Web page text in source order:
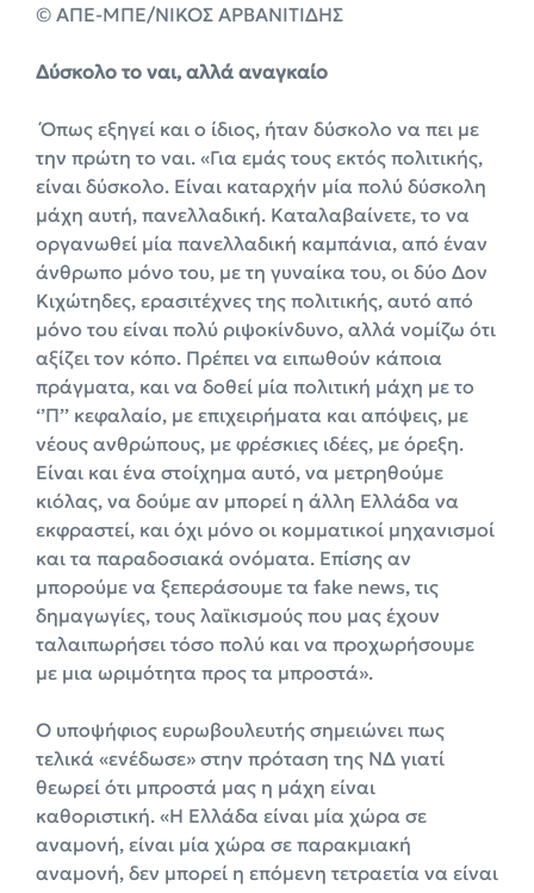
© ΑΠΕ-ΜΠΕ/ΝΙΚΟΣ ΑΡΒΑΝΙΤΙΔΗΣ
Δύσκολο το ναι, αλλά αναγκαίο
Όπως εξηγεί και ο ίδιος, ήταν δύσκολο να πει με
την πρώτη το ναι. «Για εμάς τους εκτός πολιτικής,
είναι δύσκολο. Είναι καταρχήν μία πολύ δύσκολη
μάχη αυτή, πανελλαδική. Καταλαβαίνετε, το να
οργανωθεί μία πανελλαδική καμπάνια, από έναν
άνθρωπο μόνο του, με τη γυναίκα του, οι δύο Δον
Κιχώτηδες, ερασιτέχνες της πολιτικής, αυτό από
μόνο του είναι πολύ ριψοκίνδυνο, αλλά νομίζω ότι
αξίζει τον κόπο. Πρέπει να ειπωθούν κάποια
πράγματα, και να δοθεί μία πολιτική μάχη με το
‘’Π’’ κεφαλαίο, με επιχειρήματα και απόψεις, με
νέους ανθρώπους, με φρέσκιες ιδέες, με όρεξη.
Είναι και ένα στοίχημα αυτό, να μετρηθούμε
κιόλας, να δούμε αν μπορεί η άλλη Ελλάδα να
εκφραστεί, και όχι μόνο οι κομματικοί μηχανισμοί
και τα παραδοσιακά ονόματα. Επίσης αν
μπορούμε να ξεπεράσουμε τα fake news, τις
δημαγωγίες, τους λαϊκισμούς που μας έχουν
ταλαιπωρήσει τόσο πολύ και να προχωρήσουμε
με μια ωριμότητα προς τα μπροστά».
Ο υποψήφιος ευρωβουλευτής σημειώνει πως
τελικά «ενέδωσε» στην πρόταση της ΝΔ γιατί
θεωρεί ότι μπροστά μας η μάχη είναι
καθοριστική. «Η Ελλάδα είναι μία χώρα σε
αναμονή, είναι μία χώρα σε παρακμιακή
αναμονή, δεν μπορεί η επόμενη τετραετία να είναι